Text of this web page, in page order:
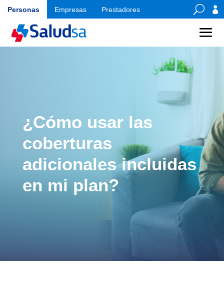
Personas Empresas Prestadores U 
¿Cómo usar las
coberturas
adicionales incluidas
en mi plan?